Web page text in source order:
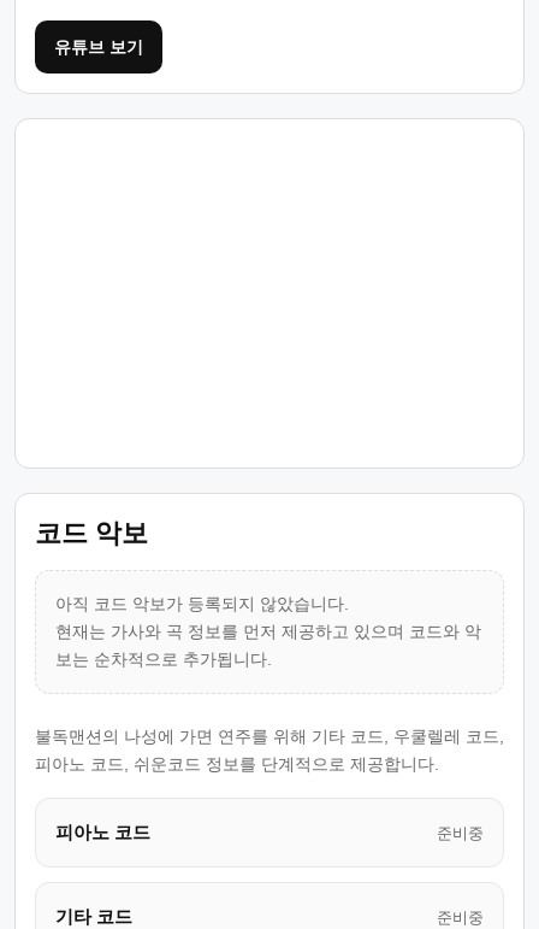
유튜브 보기
코드 악보
아직 코드 악보가 등록되지 않았습니다.
현재는 가사와 곡 정보를 먼저 제공하고 있으며 코드와 악
보는 순차적으로 추가됩니다.
불독맨션의 나성에 가면 연주를 위해 기타 코드, 우쿨렐레 코드,
피아노 코드, 쉬운코드 정보를 단계적으로 제공합니다.
피아노 코드 준비중
기타 코드 준비중